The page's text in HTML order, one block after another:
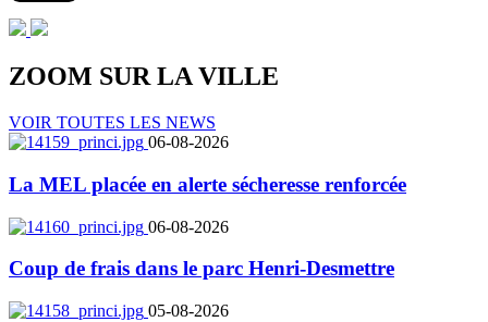
ZOOM SUR LAVILLE
VOIR TOUTES LES NEWS
06-08-2026
La MEL placée en alerte sécheresse renforcée
06-08-2026
Coup de frais dans le parc Henri-Desmettre
05-08-2026